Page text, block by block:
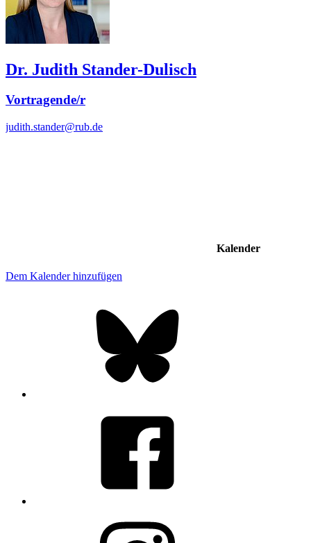
Dr. Judith Stander-Dulisch
Vortragende/r
judith.stander@rub.de
Kalender
Dem Kalender hinzufügen